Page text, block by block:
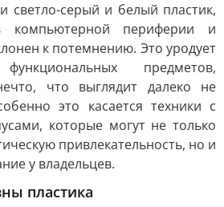
светло-серый и белый пластик,
компьютерной периферии и
к потемнению. Это уродует
предметов,
что выглядит далеко не
это касается техники с
которые могут не только
привлекательность, но и
у владельцев.
пластика